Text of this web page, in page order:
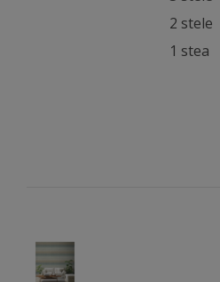
2 stele
1 stea